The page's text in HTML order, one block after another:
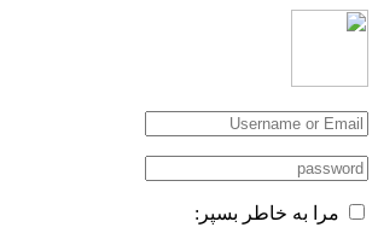
مرا به خاطر بسپر: